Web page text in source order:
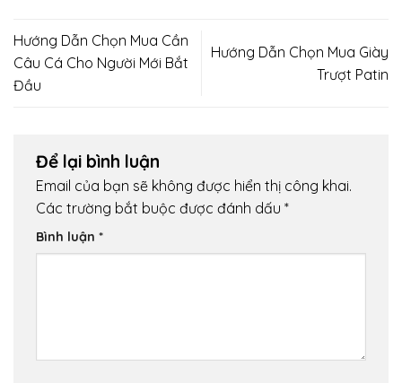
Hướng Dẫn Chọn Mua Cần
Câu Cá Cho Người Mới Bắt
Đầu
Hướng Dẫn Chọn Mua Giày
Trượt Patin
Để lại bình luận
Email của bạn sẽ không được hiển thị công khai.
Các trường bắt buộc được đánh dấu *
Bình luận *